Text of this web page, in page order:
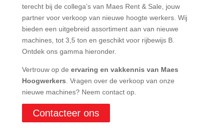
terecht bij de collega’s van Maes Rent & Sale, jouw
partner voor verkoop van nieuwe hoogte werkers. Wij
bieden een uitgebreid assortiment aan van nieuwe
machines, tot 3,5 ton en geschikt voor rijbewijs B.
Ontdek ons gamma hieronder.
Vertrouw op de ervaring en vakkennis van Maes
Hoogwerkers . Vragen over de verkoop van onze
nieuwe machines? Neem contact op.
Contacteer ons